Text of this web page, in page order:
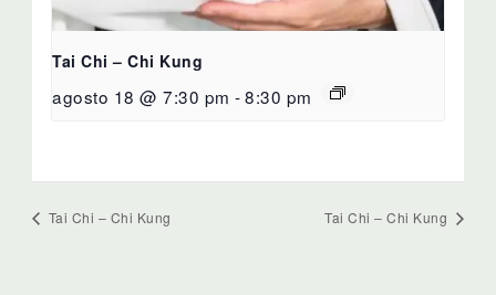
Tai Chi – Chi Kung
agosto 18 @ 7:30 pm -8:30 pm
Tai Chi – Chi Kung Tai Chi – Chi Kung